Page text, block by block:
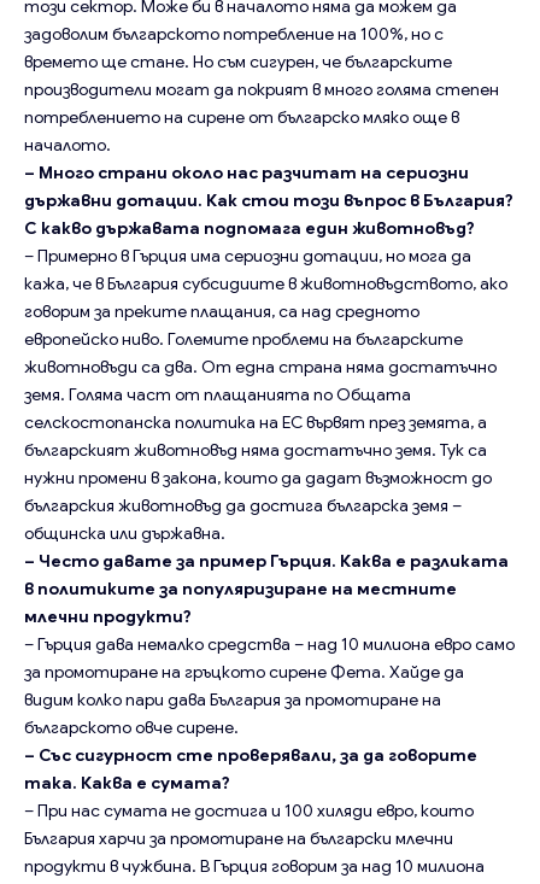
този сектор. Може би в началото няма да можем да
задоволим българското потребление на 100%, но с
времето ще стане. Но съм сигурен, че българските
производители могат да покрият в много голяма степен
потреблението на сирене от българско мляко още в
началото.
– Много страни около нас разчитат на сериозни
държавни дотации. Как стои този въпрос в България?
С какво държавата подпомага един животновъд?
– Примерно в Гърция има сериозни дотации, но мога да
кажа, че в България субсидиите в животновъдството, ако
говорим за преките плащания, са над средното
европейско ниво. Големите проблеми на българските
животновъди са два. От една страна няма достатъчно
земя. Голяма част от плащанията по Общата
селскостопанска политика на ЕС вървят през земята, а
българският животновъд няма достатъчно земя. Тук са
нужни промени в закона, които да дадат възможност до
българския животновъд да достига българска земя –
общинска или държавна.
– Често давате за пример Гърция. Каква е разликата
в политиките за популяризиране на местните
млечни продукти?
– Гърция дава немалко средства – над 10 милиона евро само
за промотиране на гръцкото сирене Фета. Хайде да
видим колко пари дава България за промотиране на
българското овче сирене.
– Със сигурност сте проверявали, за да говорите
така. Каква е сумата?
– При нас сумата не достига и 100 хиляди евро, които
България харчи за промотиране на български млечни
продукти в чужбина. В Гърция говорим за над 10 милиона